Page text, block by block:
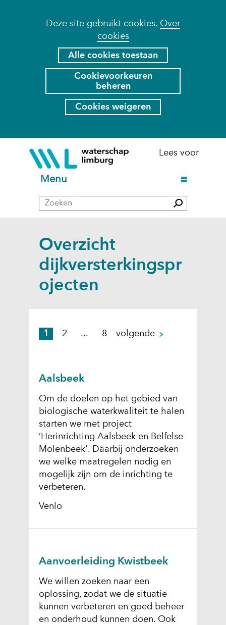
Cookies
toestaan?
Deze site gebruikt cookies. Over
cookies
kan
gebruik
cookies
website
worden
toegestaan
geweigerd.
Alle cookies toestaan
Cookievoorkeuren
beheren
Cookies weigeren
naar
Lees voor
Menu
t
k
p
p
e
n
Zoeken Zoeken
Overzicht
dijkversterkingspr
ojecten
1 2 ... 8 volgendep
a
Aalsbeek
Om de doelen op het gebied van
biologische waterkwaliteit te halen
starten we met project
‘Herinrichting Aalsbeek en Belfelse
Molenbeek'. Daarbij onderzoeken
we welke maatregelen nodig en
mogelijk zijn om de inrichting te
verbeteren.
Venlo
Aanvoerleiding Kwistbeek
We willen zoeken naar een
oplossing, zodat we de situatie
kunnen verbeteren en goed beheer
en onderhoud kunnen doen. Ook